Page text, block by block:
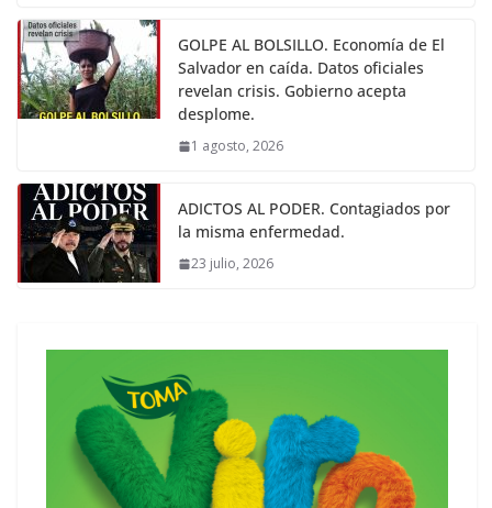
GOLPE AL BOLSILLO. Economía de El
Salvador en caída. Datos oficiales
revelan crisis. Gobierno acepta
desplome.
1 agosto, 2026
ADICTOS AL PODER. Contagiados por
la misma enfermedad.
23 julio, 2026